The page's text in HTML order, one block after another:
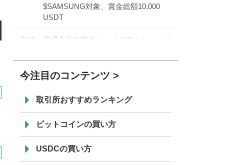
$SAMSUNG対象、賞金総額10,000
USDT
7/30
株式会社モアクト
「モアクト」 のポ
「 JPYC」を追加
19:30
てステーブルコイン「JPYSC」徹底解
説セミナーを開催
今注目のコンテンツ
取引所おすすめランキング
ビットコインの買い方
USDCの買い方